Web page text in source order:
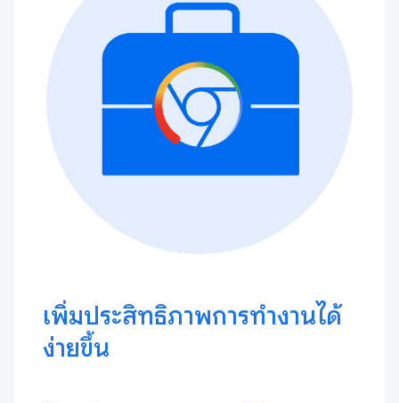
เพิ่มประสิทธิภาพการทำงานได้
ง่ายขึ้น